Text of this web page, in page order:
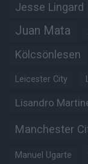
Jesse Lingard
Juan Mata
Kölcsönlesen
Leicester City
Lisandro
Manchester
Manuel Ugarte